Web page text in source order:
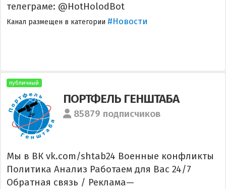
телеграме: @HotHolodBot
Канал размещен в категории #Новости
публичный
ПОРТФЕЛЬ ГЕНШТАБА
85879 подписчиков
Мы в ВК vk.com/shtab24 Военные конфликты
Политика Анализ Работаем для Вас 24/7
Обратная связь / Реклама—